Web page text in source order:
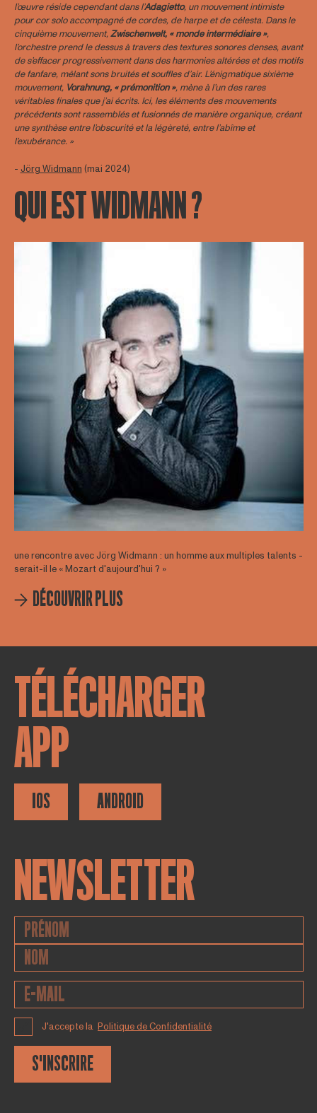
l’œuvre réside cependant dans l’Adagietto, un mouvement intimiste
pour cor solo accompagné de cordes, de harpe et de célesta. Dans le
cinquième mouvement,Zwischenwelt, « monde intermédiaire »,
l’orchestre prend le dessus à travers des textures sonores denses, avant
de s’effacer progressivement dans des harmonies altérées et des motifs
de fanfare, mêlant sons bruités et souffles d’air. L’énigmatique sixième
mouvement, Vorahnung, « prémonition », mène à l’un des rares
véritables finales que j’ai écrits. Ici, les éléments des mouvements
précédents sont rassemblés et fusionnés de manière organique, créant
une synthèse entre l’obscurité et la légèreté, entre l’abîme et
l’exubérance. »
- Jörg Widmann (mai 2024)
QUI EST WIDMANN ?
une rencontre avec Jörg Widmann : un homme aux multiples talents -
serait-il le « Mozart d'aujourd'hui ? »
DÉCOUVRIR PLUS
TÉLÉCHARGER
APP
IOS ANDROID
NEWSLETTER
J'accepte la Politique de Confidentialité
S'INSCRIRE